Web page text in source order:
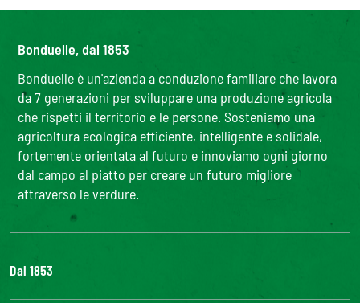
Bonduelle, dal 1853
Bonduelle è un'azienda a conduzione familiare che lavora
da 7 generazioni per sviluppare una produzione agricola
che rispetti il territorio e le persone. Sosteniamo una
agricoltura ecologica efficiente, intelligente e solidale,
fortemente orientata al futuro e innoviamo ogni giorno
dal campo al piatto per creare un futuro migliore
attraverso le verdure.
Dal 1853
Il Gruppo